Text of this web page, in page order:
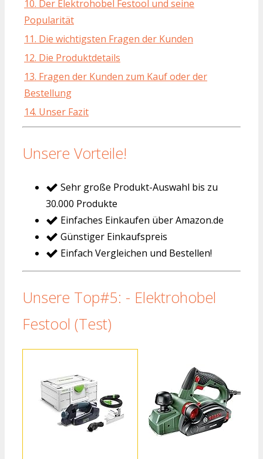
10. Der Elektrohobel Festool und seine
Popularität
11. Die wichtigsten Fragen der Kunden
12. Die Produktdetails
13. Fragen der Kunden zum Kauf oder der
Bestellung
14. Unser Fazit
Unsere Vorteile!
Sehr große Produkt-Auswahl bis zu
30.000 Produkte
Einfaches Einkaufen über Amazon.de
Günstiger Einkaufspreis
Einfach Vergleichen und Bestellen!
Unsere Top#5: - Elektrohobel
Festool (Test)